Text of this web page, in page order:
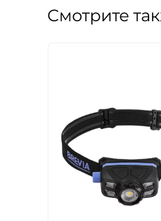
Смотрите